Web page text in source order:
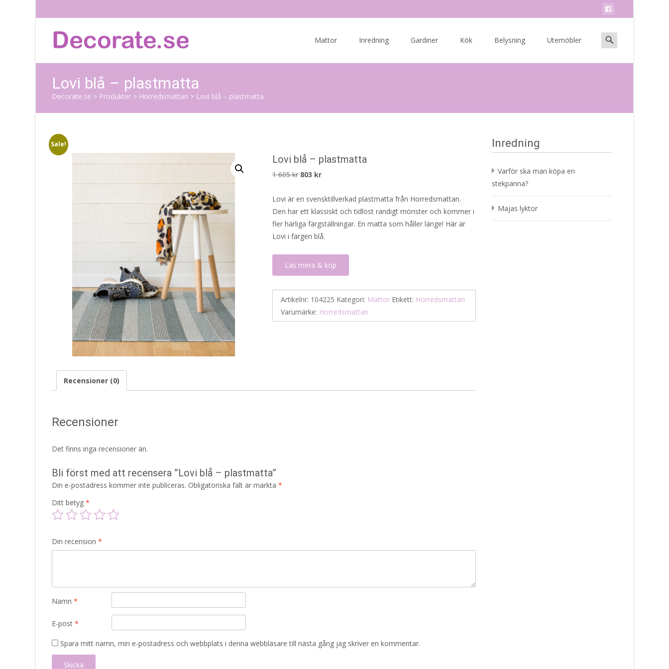
Mattor Inredning Gardiner Kök Belysning Utemöbler
Search
for:
Lovi blå – plastmatta
Decorate.se > Produkter > Horredsmattan > Lovi blå – plastmatta
Sale!
Lovi blå – plastmatta
1 605kr Det
priset
var:
1
605 kr.
803 krDet
priset
är:
803 kr.
Lovi är en svensktillverkad plastmatta från Horredsmattan.
Den har ett klassiskt och tidlöst randigt mönster och kommer i
fler härliga färgställningar. En matta som håller länge! Här är
Lovi i färgen blå.
Läs mera & köp
Artikelnr: 104225 Kategori: Mattor Etikett: Horredsmattan
Varumärke: Horredsmattan
Recensioner (0)
Recensioner
Det finns inga recensioner än.
Bli först med att recensera ”Lovi blå – plastmatta”
Din e-postadress kommer inte publiceras. Obligatoriska fält är märkta *
Ditt betyg *
Din recension *
Namn *
E-post *
Spara mitt namn, min e-postadress och webbplats i denna webbläsare till nästa gång jag skriver en kommentar.
Inredning
Varför ska man köpa en
stekpanna?
Majas lyktor